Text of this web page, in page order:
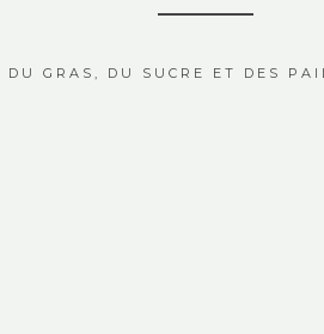
DU GRAS, DU SUCRE ET DES